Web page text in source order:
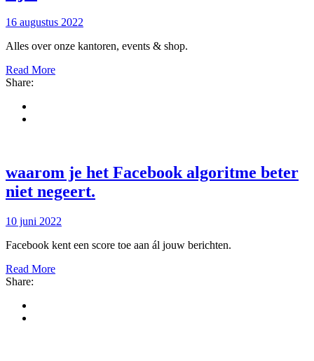
16 augustus 2022
Alles over onze kantoren, events & shop.
Read More
Share:
waarom je het Facebook algoritme beter
niet negeert.
10 juni 2022
Facebook kent een score toe aan ál jouw berichten.
Read More
Share: